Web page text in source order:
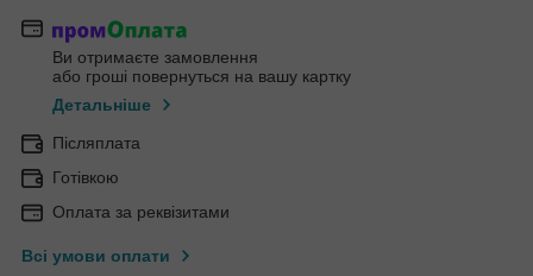
Ви отримаєте замовлення
або гроші повернуться на вашу картку
Детальніше
Післяплата
Готівкою
Оплата за реквізитами
Всі умови оплати